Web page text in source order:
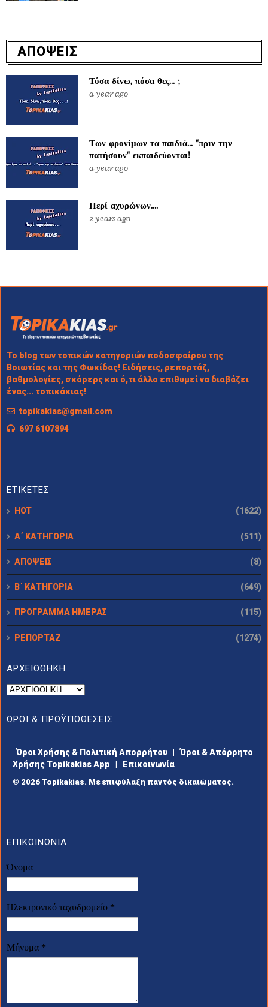
ΑΠΟΨΕΙΣ
Τόσα δίνω, πόσα θες... ;
a year ago
Των φρονίμων τα παιδιά... "πριν την
πατήσουν" εκπαιδεύονται!
a year ago
Περί αχυρώνων....
2 years ago
Το blog των τοπικών κατηγοριών ποδοσφαίρου της
Βοιωτίας και της Φωκίδας! Ειδήσεις, ρεπορτάζ,
βαθμολογίες, σκόρερς και ό,τι άλλο επιθυμεί να διαβάζει
ένας... τοπικάκιας!
topikakias@gmail.com
697 6107894
ΕΤΙΚΕΤΕΣ
HOT (1622)
Α΄ ΚΑΤΗΓΟΡΙΑ (511)
ΑΠΟΨΕΙΣ (8)
Β΄ ΚΑΤΗΓΟΡΙΑ (649)
ΠΡΟΓΡΑΜΜΑ ΗΜΕΡΑΣ (115)
ΡΕΠΟΡΤΑΖ (1274)
ΑΡΧΕΙΟΘΗΚΗ
ΟΡΟΙ & ΠΡΟΫΠΟΘΕΣΕΙΣ
Όροι Χρήσης & Πολιτική Απορρήτου
Όροι & Απόρρητο
Χρήσης Topikakias App
Επικοινωνία
© 2026 Topikakias. Με επιφύλαξη παντός δικαιώματος.
ΕΠΙΚΟΙΝΩΝΙΑ
Όνομα
Ηλεκτρονικό ταχυδρομείο *
Μήνυμα *